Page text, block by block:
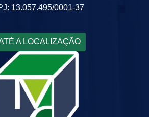
13.057.495/0001-37
ATÉ A LOCALIZAÇÃO